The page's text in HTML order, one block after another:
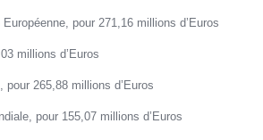
pour 271,16 millions d’Euros
millions d’Euros
265,88 millions d’Euros
pour 155,07 millions d’Euros